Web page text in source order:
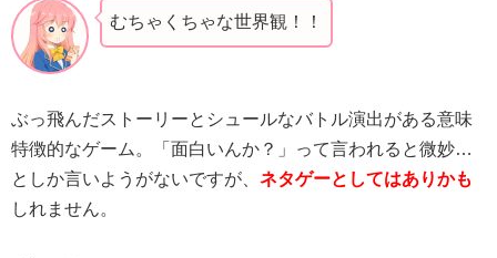
むちゃくちゃな世界観！！
ぶっ飛んだストーリーとシュールなバトル演出がある意味
特徴的なゲーム。「面白いんか？」って言われると微妙…
としか言いようがないですが、 ネタゲーとしてはありかも
しれません。